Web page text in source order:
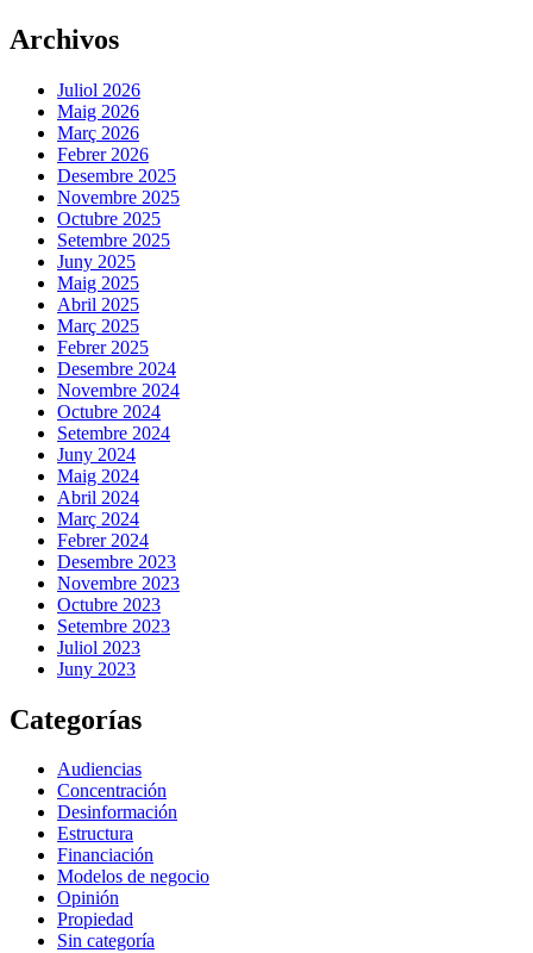
Archivos
Juliol 2026
Maig 2026
Març 2026
Febrer 2026
Desembre 2025
Novembre 2025
Octubre 2025
Setembre 2025
Juny 2025
Maig 2025
Abril 2025
Març 2025
Febrer 2025
Desembre 2024
Novembre 2024
Octubre 2024
Setembre 2024
Juny 2024
Maig 2024
Abril 2024
Març 2024
Febrer 2024
Desembre 2023
Novembre 2023
Octubre 2023
Setembre 2023
Juliol 2023
Juny 2023
Categorías
Audiencias
Concentración
Desinformación
Estructura
Financiación
Modelos de negocio
Opinión
Propiedad
Sin categoría